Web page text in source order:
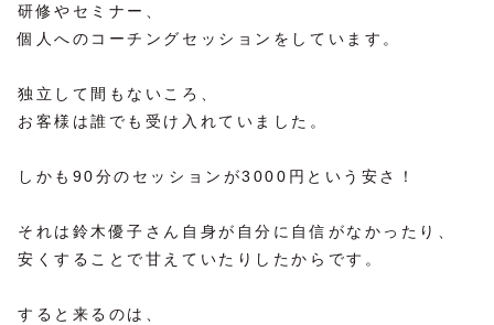
研修やセミナー、
個人へのコーチングセッションをしています。
独立して間もないころ、
お客様は誰でも受け入れていました。
しかも90分のセッションが3000円という安さ！
それは鈴木優子さん自身が自分に自信がなかったり、
安くすることで甘えていたりしたからです。
すると来るのは、